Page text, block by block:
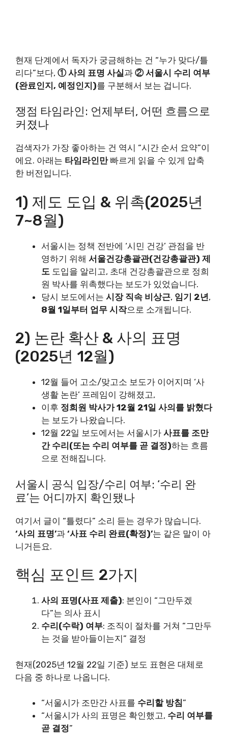
현재 단계에서 독자가 궁금해하는 건 “누가 맞다/틀
리다”보다, ① 사의 표명 사실과 ② 서울시 수리 여부
(완료인지, 예정인지)를 구분해서 보는 겁니다.
쟁점 타임라인: 언제부터, 어떤 흐름으로
커졌나
검색자가 가장 좋아하는 건 역시 “시간 순서 요약”이
에요. 아래는 타임라인만빠르게 읽을 수 있게 압축
한 버전입니다.
1) 제도 도입 & 위촉(2025년
7~8월)
서울시는 정책 전반에 ‘시민 건강’ 관점을 반
영하기 위해 서울건강총괄관(건강총괄관) 제
도 도입을 알리고, 초대 건강총괄관으로 정희
원 박사를 위촉했다는 보도가 있었습니다.
당시 보도에서는 시장 직속 비상근, 임기 2년,
8월 1일부터 업무 시작으로 소개됩니다.
2) 논란 확산 & 사의 표명
(2025년 12월)
12월 들어 고소/맞고소 보도가 이어지며 ‘사
생활 논란’ 프레임이 강해졌고,
이후 정희원 박사가 12월 21일 사의를 밝혔다
는 보도가 나왔습니다.
12월 22일 보도에서는 서울시가 사표를 조만
간 수리(또는 수리 여부를 곧 결정)하는 흐름
으로 전해집니다.
서울시 공식 입장/수리 여부: ‘수리 완
료’는 어디까지 확인됐나
여기서 글이 “틀렸다” 소리 듣는 경우가 많습니다.
‘사의 표명’과 ‘사표 수리 완료(확정)’는 같은 말이 아
니거든요.
핵심 포인트 2가지
사의 표명(사표 제출): 본인이 “그만두겠
다”는 의사 표시
수리(수락) 여부: 조직이 절차를 거쳐 “그만두
는 것을 받아들이는지” 결정
현재(2025년 12월 22일 기준) 보도 표현은 대체로
다음 중 하나로 나옵니다.
“서울시가 조만간 사표를 수리할 방침”
“서울시가 사의 표명은 확인했고, 수리 여부를
곧 결정”